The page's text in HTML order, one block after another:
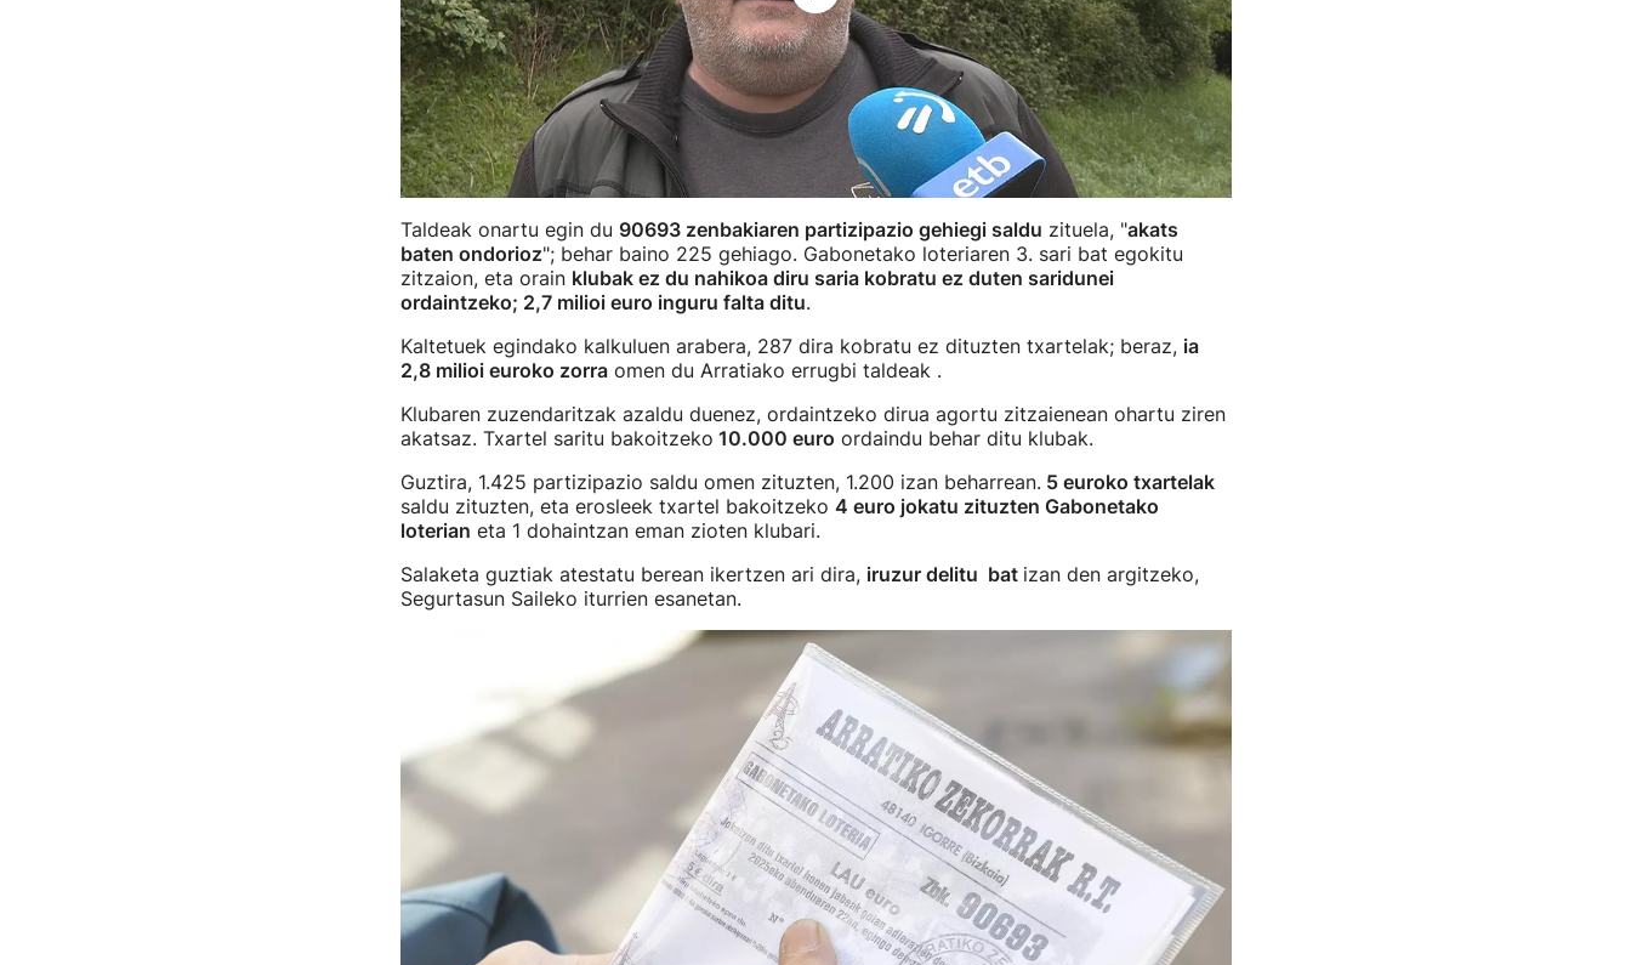
Taldeak onartu egin du 90693 zenbakiaren partizipazio gehiegi saldu zituela, "akats
baten ondorioz"; behar baino 225 gehiago. Gabonetako loteriaren 3. sari bat egokitu
zitzaion, eta orain klubak ez du nahikoa diru saria kobratu ez duten saridunei
ordaintzeko; 2,7 milioi euro inguru falta ditu.
Kaltetuek egindako kalkuluen arabera, 287 dira kobratu ez dituzten txartelak; beraz, ia
2,8 milioi euroko zorraomen du Arratiako errugbi taldeak .
Klubaren zuzendaritzak azaldu duenez, ordaintzeko dirua agortu zitzaienean ohartu ziren
akatsaz. Txartel saritu bakoitzeko 10.000 euro ordaindu behar ditu klubak.
Guztira, 1.425 partizipazio saldu omen zituzten, 1.200 izan beharrean. 5 euroko txartelak
saldu zituzten, eta erosleek txartel bakoitzeko 4 euro jokatu zituzten Gabonetako
loterian eta 1 dohaintzan eman zioten klubari.
Salaketa guztiak atestatu berean ikertzen ari dira, iruzur delitu bat izan den argitzeko,
Segurtasun Saileko iturrien esanetan.